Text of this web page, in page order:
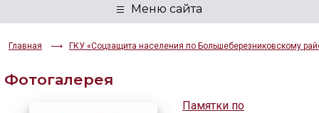
Главная ГКУ «Соцзащита населения по Большеберезниковскому
ЦВЕТОВАЯ СХЕМА
Aa Aa Aa
Aa
Фотогалерея
Памятки по